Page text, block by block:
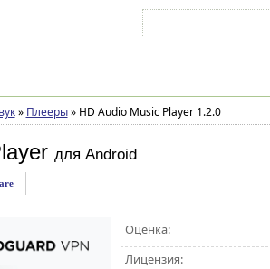
» Плееры »HD Audio Music Player 1.2.0
для Android
Оценка:
Лицензия: